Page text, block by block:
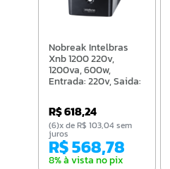
Nobreak Intelbras
Xnb 1200 220v,
1200va, 600w,
Entrada: 220v, Saida:
R$ 618,24
R$ 568,78
8% à vista no pix
(6)x de R$ 103,04 sem
juros